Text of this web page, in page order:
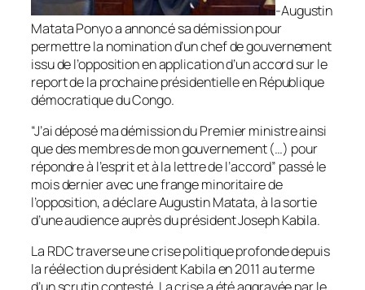
-Augustin
Matata Ponyo a annoncé sa démission pour
permettre la nomination d’un chef de gouvernement
issu de l’opposition en application d’un accord sur le
report de la prochaine présidentielle en République
démocratique du Congo.
“J’ai déposé ma démission du Premier ministre ainsi
que des membres de mon gouvernement (…) pour
répondre à l’esprit et à la lettre de l’accord” passé le
mois dernier avec une frange minoritaire de
l’opposition, a déclare Augustin Matata, à la sortie
d’une audience auprès du président Joseph Kabila.
La RDC traverse une crise politique profonde depuis
la réélection du président Kabila en 2011 au terme